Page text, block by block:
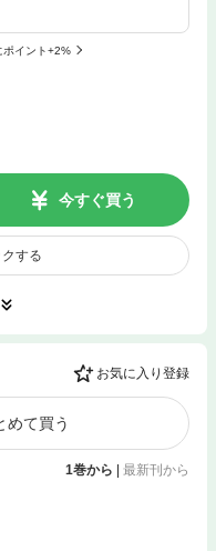
ポイント+2%
今すぐ買う
する
お気に入り登録
めて買う
1巻から | 最新刊から